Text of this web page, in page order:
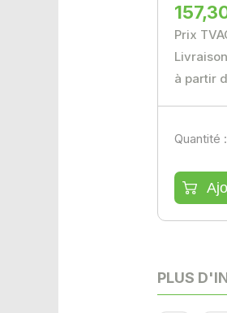
Prix
à partir
Quantité :
PLUS